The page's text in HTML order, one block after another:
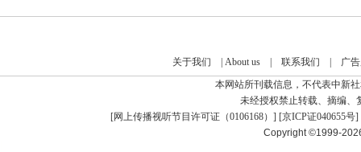
关于我们 About us| 联系我们
广
本网站所刊载信息，不代表中新
未经授权禁止转载、摘编、
[网上传播视听节目许可证（0106168） ] [京ICP证040655号]
Copyright ©1999-